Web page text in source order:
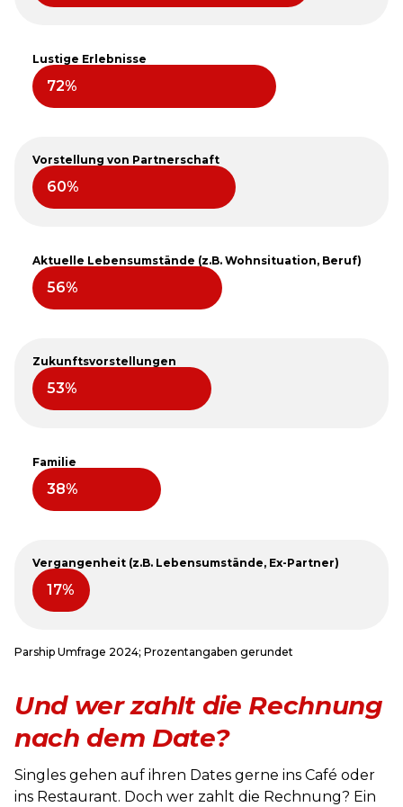
Lustige Erlebnisse
Vorstellung von Partnerschaft
Aktuelle Lebensumstände (z.B. Wohnsituation, Beruf)
Zukunftsvorstellungen
Familie
Vergangenheit (z.B. Lebensumstände, Ex-Partner)
Parship Umfrage 2024; Prozentangaben gerundet
Und wer zahlt die Rechnung
nach dem Date?
Singles gehen auf ihren Dates gerne ins Café oder
ins Restaurant. Doch wer zahlt die Rechnung? Ein